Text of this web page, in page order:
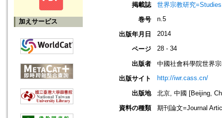
加えサービス
掲載誌
世界宗教研究
巻号
n.5
出版年月日 2014
ページ 28 - 34
出版者
中國社會科學院世界
出版サイト
http://iwr.cass.cn/
出版地
北京, 中國 [Beijing,
資料の種類
期刊論文=Journal